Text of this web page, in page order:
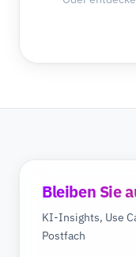
Bleiben Sie
KI-Insights, Use
Postfach